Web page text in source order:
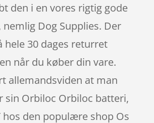
den i en vores rigtig gode
Dog Supplies. Der
hele 30 dages returret
når du køber din vare.
allemandsviden at man
sin Orbiloc Orbiloc batteri,
hos den populære shop Os